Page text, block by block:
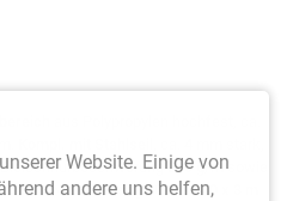
200 g/m sowie
am Netz befestigt. Größe 40 x 3 m
Website. Einige von
andere uns helfen,